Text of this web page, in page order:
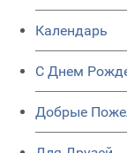
Календарь
C Днем
Добрые